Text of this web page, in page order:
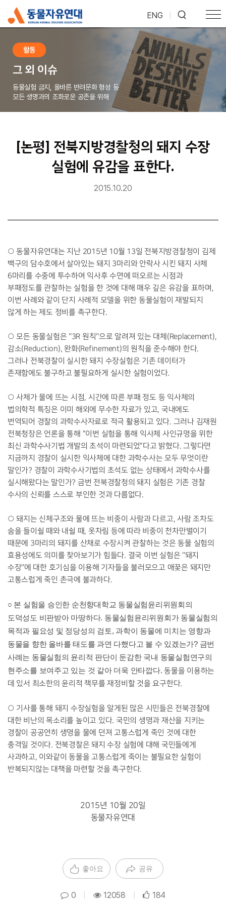
ENG
활동
그 외 이슈
동물실험 금지, 올바른 반려문화 형성 등
모든 생명과의 조화로운 공존을 위해
[논평] 전북지방경찰청의 돼지 수장
실험에 유감을 표한다.
2015.10.20
○ 동물자유연대는 지난 2015년 10월 13일 전북지방경찰청이 김제
백구의 담수호에서 살아있는 돼지 3마리와 안락사 시킨 돼지 사체
6마리를 수중에 투수하여 익사후 수면에 떠오르는 시점과
부패정도를 관찰하는 실험을 한 것에 대해 매우 깊은 유감을 표하며,
이번 사례와 같이 단지 사례적 모델을 위한 동물실험이 재발되지
않게 하는 제도 정비를 촉구한다.
○ 모든 동물실험은 ''3R 원칙''으로 알려져 있는 대체(Replacement),
감소(Reduction), 완화(Refinement)의 원칙을 준수해야 한다.
그러나 전북경찰이 실시한 돼지 수장실험은 기존 데이터가
존재함에도 불구하고 불필요하게 실시한 실험이었다.
○ 사체가 물에 뜨는 시점, 시간에 따른 부패 정도 등 익사체의
법의학적 특징은 이미 해외에 무수한 자료가 있고, 국내에도
번역되어 경찰의 과학수사자료로 적극 활용되고 있다. 그러나 김재원
전북청장은 언론을 통해 "이번 실험을 통해 익사체 사인규명을 위한
최신 과학수사기법 개발의 초석이 마련되었"다고 밝혔다. 그렇다면
지금까지 경찰이 실시한 익사체에 대한 과학수사는 모두 무엇이란
말인가? 경찰이 과학수사기법의 초석도 없는 상태에서 과학수사를
실시해왔다는 말인가? 금번 전북경찰청의 돼지 실험은 기존 경찰
수사의 신뢰를 스스로 부인한 것과 다름없다.
○ 돼지는 신체구조와 물에 뜨는 비중이 사람과 다르고, 사람 조차도
숨을 들이쉴 때와 내쉴 때, 옷차림 등에 따라 비중이 천차만별이기
때문에 3마리의 돼지를 산채로 수장시켜 관찰하는 것은 동물 실험의
효용성에도 의미를 찾아보기가 힘들다. 결국 이번 실험은 ''돼지
수장''에 대한 호기심을 이용해 기자들을 불러모으고 애꿎은 돼지만
고통스럽게 죽인 촌극에 불과하다.
○ 본 실험을 승인한 순천향대학교 동물실험윤리위원회의
도덕성도 비판받아 마땅하다. 동물실험윤리위원회가 동물실험의
목적과 필요성 및 정당성의 검토, 과학이 동물에 미치는 영향과
동물을 향한 올바를 태도를 과연 다했다고 볼 수 있겠는가? 금번
사례는 동물실험의 윤리적 판단이 둔감한 국내 동물실험연구의
현주소를 보여주고 있는 것 같아 더욱 안타깝다.동물을 이용하는
데 있서 최소한의 윤리적 책무를 재정비할 것을 요구한다.
○ 기사를 통해 돼지 수장실험을 알게된 많은 시민들은 전북경찰에
대한 비난의 목소리를 높이고 있다. 국민의 생명과 재산을 지키는
경찰이 공공연히 생명을 물에 던져 고통스럽게 죽인 것에 대한
충격일 것이다. 전북경찰은 돼지 수장 실험에 대해 국민들에게
사과하고, 이와같이동물을 고통스럽게 죽이는 불필요한 실험이
반복되지않는 대책을 마련할 것을 촉구한다.
2015년 10월 20일
동물자유연대
좋아요 공유
0 12058 184